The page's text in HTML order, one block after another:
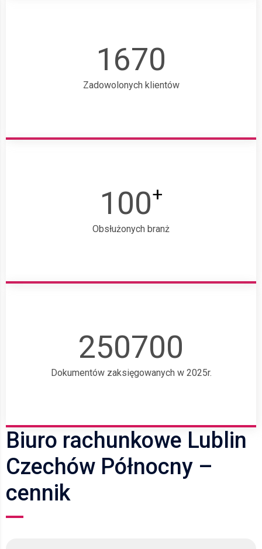
1670
Zadowolonych klientów
100+
Obsłużonych branż
250700
Dokumentów zaksięgowanych w 2025r.
Biuro rachunkowe Lublin
Czechów Północny –
cennik